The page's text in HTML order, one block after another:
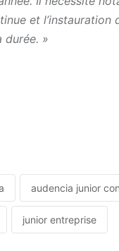
et l’instauration
durée. »
audencia junior
junior entreprise